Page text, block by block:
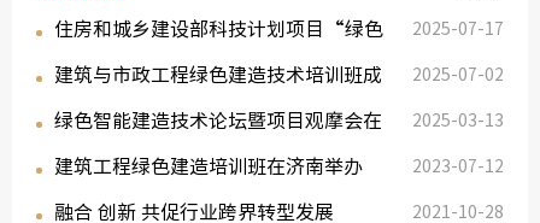
住房和城乡建设部科技计划项目“绿色
建造示范工...
2025-07-17
建筑与市政工程绿色建造技术培训班成
功召开
2025-07-02
绿色智能建造技术论坛暨项目观摩会在
深圳成功召...
2025-03-13
建筑工程绿色建造培训班在济南举办 2023-07-12
融合 创新 共促行业跨界转型发展 2021-10-28